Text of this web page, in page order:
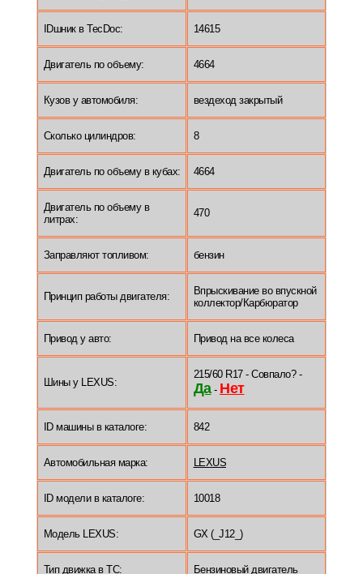
IDшник в TecDoc: 14615
Двигатель по объему: 4664
Кузов у автомобиля: вездеход закрытый
Сколько цилиндров: 8
Двигатель по объему в кубах: 4664
Двигатель по объему в
литрах:
470
Заправляют топливом: бензин
Принцип работы двигателя:
Впрыскивание во впускной
коллектор/Карбюратор
Привод у авто: Привод на все колеса
Шины у LEXUS:
215/60 R17 - Совпало? -
Да- Нет
ID машины в каталоге: 842
Автомобильная марка: LEXUS
ID модели в каталоге: 10018
Модель LEXUS: GX (_J12_)
Тип движка в ТС: Бензиновый двигатель